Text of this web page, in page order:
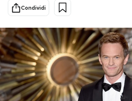
Economia
PODCAST
NEWSLETTER
Condividi